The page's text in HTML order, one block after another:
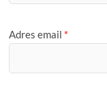
Adres email *